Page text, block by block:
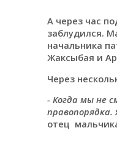
А через час
заблудился.
начальника
Жаксыбая и
Через
- Когда мы не
правопорядка.
отец